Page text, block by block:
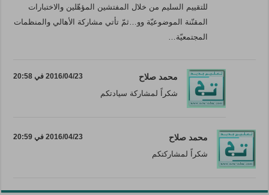
للتقييم السليم من خلال المفتشين المؤهّلين والاختبارات
المقنّنة الموضوعيّة وو…ثمّ تأتي مشاركة الأهالي والمنظمات
المجتمعيّة…
محمد صلاح 2016/04/23 في 20:58
شكراً لمشاركة سيادتكم
محمد صلاح 2016/04/23 في 20:59
شكراً لمشاركتكم